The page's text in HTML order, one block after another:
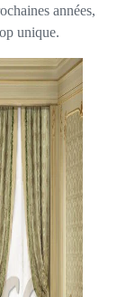
années,
unique.